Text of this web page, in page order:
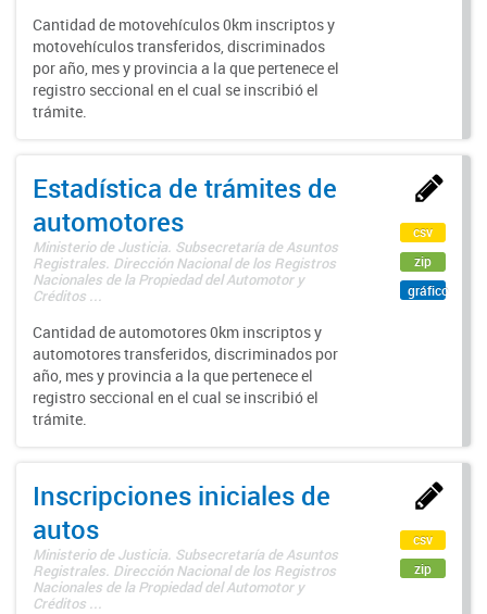
Cantidad de motovehículos 0km inscriptos y
motovehículos transferidos, discriminados
por año, mes y provincia a la que pertenece el
registro seccional en el cual se inscribió el
trámite.
Estadística de trámites de
automotores
Ministerio de Justicia. Subsecretaría de Asuntos
Registrales. Dirección Nacional de los Registros
Nacionales de la Propiedad del Automotor y
Créditos ...
Cantidad de automotores 0km inscriptos y
automotores transferidos, discriminados por
año, mes y provincia a la que pertenece el
registro seccional en el cual se inscribió el
trámite.
csv
zip
gráfico
Inscripciones iniciales de
autos
Ministerio de Justicia. Subsecretaría de Asuntos
Registrales. Dirección Nacional de los Registros
Nacionales de la Propiedad del Automotor y
Créditos ...
csv
zip